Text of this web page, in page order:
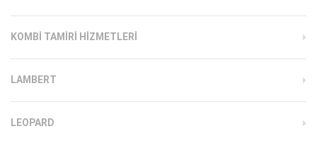
KOMBI TAMIRI HIZMETLERI
LAMBERT
LEOPARD